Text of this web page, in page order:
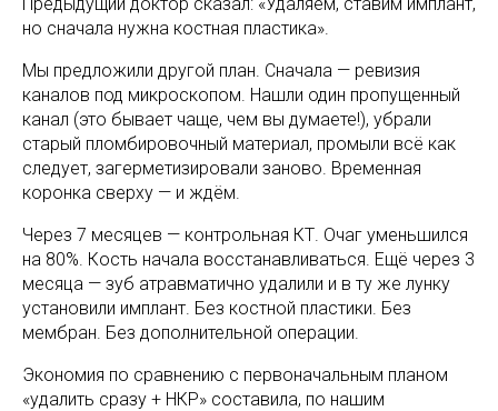
но сначала нужна костная пластика».
Мы предложили другой план. Сначала — ревизия
каналов под микроскопом. Нашли один пропущенный
канал (это бывает чаще, чем вы думаете!), убрали
старый пломбировочный материал, промыли всё как
следует, загерметизировали заново. Временная
коронка сверху — и ждём.
Через 7 месяцев — контрольная КТ. Очаг уменьшился
на 80%. Кость начала восстанавливаться. Ещё через 3
месяца — зуб атравматично удалили и в ту же лунку
установили имплант. Без костной пластики. Без
мембран. Без дополнительной операции.
Экономия по сравнению с первоначальным планом
«удалить сразу + НКР» составила, по нашим